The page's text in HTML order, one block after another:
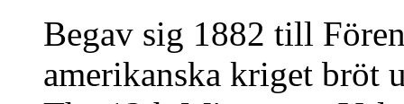
Begav sig 1882 till
amerikanska kriget bröt